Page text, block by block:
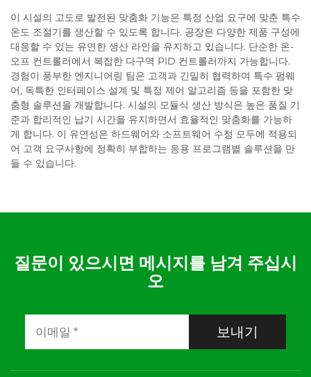
이 시설의 고도로 발전된 맞춤화 기능은 특정 산업 요구에 맞춘 특수
온도 조절기를 생산할 수 있도록 합니다. 공장은 다양한 제품 구성에
대응할 수 있는 유연한 생산 라인을 유지하고 있습니다. 단순한 온-
오프 컨트롤러에서 복잡한 다구역 PID 컨트롤러까지 가능합니다.
경험이 풍부한 엔지니어링 팀은 고객과 긴밀히 협력하여 특수 펌웨
어, 독특한 인터페이스 설계 및 특정 제어 알고리즘 등을 포함한 맞
춤형 솔루션을 개발합니다. 시설의 모듈식 생산 방식은 높은 품질 기
준과 합리적인 납기 시간을 유지하면서 효율적인 맞춤화를 가능하
게 합니다. 이 유연성은 하드웨어와 소프트웨어 수정 모두에 적용되
어 고객 요구사항에 정확히 부합하는 응용 프로그램별 솔루션을 만
들 수 있습니다.
질문이 있으시면 메시지를 남겨 주십시
오
보내기